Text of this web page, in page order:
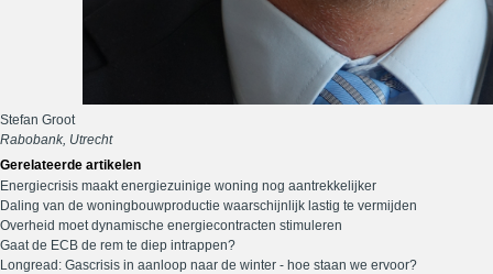
Stefan Groot
Rabobank, Utrecht
Gerelateerde artikelen
Energiecrisis maakt energiezuinige woning nog aantrekkelijker
Daling van de woningbouwproductie waarschijnlijk lastig te vermijden
Overheid moet dynamische energiecontracten stimuleren
Gaat de ECB de rem te diep intrappen?
Longread: Gascrisis in aanloop naar de winter - hoe staan we ervoor?